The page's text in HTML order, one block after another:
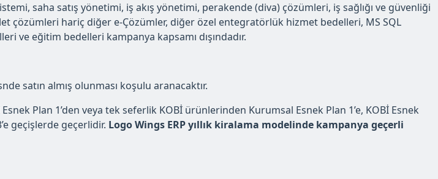
saha satış yönetimi, iş akış yönetimi, perakende (diva) çözümleri, iş sağlığı ve güvenliği
çözümleri hariç diğer e-Çözümler, diğer özel entegratörlük hizmet bedelleri, MS SQL
ve eğitim bedelleri kampanya kapsamı dışındadır.
satın almış olunması koşulu aranacaktır.
Plan 1’den veya tek seferlik KOBİ ürünlerinden Kurumsal Esnek Plan 1’e, KOBİ Esnek
geçişlerde geçerlidir. Logo Wings ERP yıllık kiralama modelinde kampanya geçerli